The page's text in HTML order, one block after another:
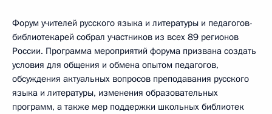
Форум учителей русского языка и литературы и педагогов-
библиотекарей собрал участников из всех 89 регионов
России. Программа мероприятий форума призвана создать
условия для общения и обмена опытом педагогов,
обсуждения актуальных вопросов преподавания русского
языка и литературы, изменения образовательных
программ, а также мер поддержки школьных библиотек